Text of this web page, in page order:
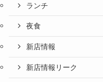
ランチ
夜食
新店情報
新店情報リーク